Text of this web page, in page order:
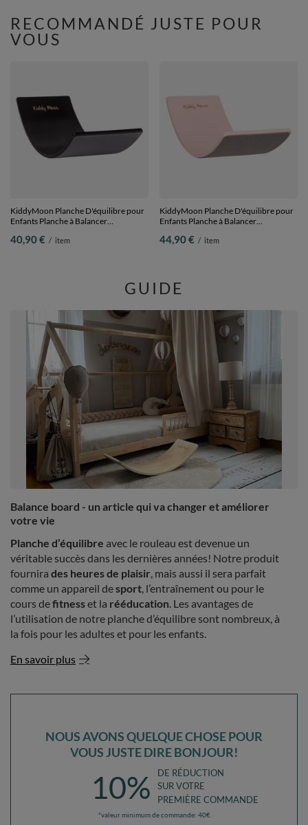
RECOMMANDÉ JUSTE POUR
VOUS
KiddyMoon Planche D'équilibre pour
Enfants Planche à Balancer
40,90 € / item
KiddyMoon Planche D'équilibre pour
Enfants Planche à Balancer
44,90 € / item
GUIDE
Balance board - un article qui va changer et améliorer
votre vie
Planche d’équilibre avec le rouleau est devenue un
véritable succès dans les dernières années! Notre produit
fournira des heures de plaisir, mais aussi il sera parfait
comme un appareil desport, l’entraînement ou pour le
cours defitnesset la rééducation. Les avantages de
l’utilisation de notre planche d’équilibre sont nombreux, à
la fois pour les adultes et pour les enfants.
En savoir plus
NOUS AVONS QUELQUE CHOSE POUR
VOUS JUSTE DIRE BONJOUR!
10%
DE RÉDUCTION
SUR VOTRE
PREMIÈRE COMMANDE
*valeur minimum de commande: 40€